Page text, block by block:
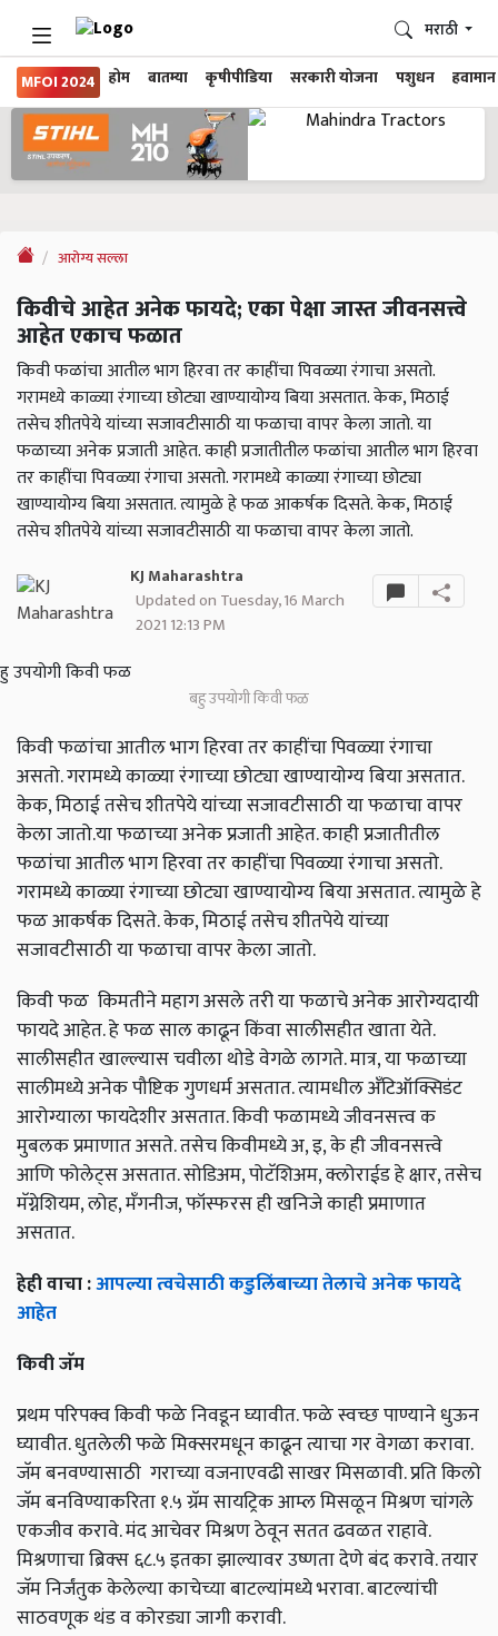
MFOI 2024 होम बातम्या कृषीपीडिया सरकारी योजना पशुधन हवामान
मराठी
आरोग्य सल्ला
किवीचे आहेत अनेक फायदे; एका पेक्षा जास्त जीवनसत्त्वे
आहेत एकाच फळात
किवी फळांचा आतील भाग हिरवा तर काहींचा पिवळ्या रंगाचा असतो.
गरामध्ये काळ्या रंगाच्या छोट्या खाण्यायोग्य बिया असतात. केक, मिठाई
तसेच शीतपेये यांच्या सजावटीसाठी या फळाचा वापर केला जातो. या
फळाच्या अनेक प्रजाती आहेत. काही प्रजातीतील फळांचा आतील भाग हिरवा
तर काहींचा पिवळ्या रंगाचा असतो. गरामध्ये काळ्या रंगाच्या छोट्या
खाण्यायोग्य बिया असतात. त्यामुळे हे फळ आकर्षक दिसते. केक, मिठाई
तसेच शीतपेये यांच्या सजावटीसाठी या फळाचा वापर केला जातो.
KJ Maharashtra
Updated on Tuesday, 16 March
2021 12:13 PM
बहु उपयोगी किवी फळ
किवी फळांचा आतील भाग हिरवा तर काहींचा पिवळ्या रंगाचा
असतो. गरामध्ये काळ्या रंगाच्या छोट्या खाण्यायोग्य बिया असतात.
केक, मिठाई तसेच शीतपेये यांच्या सजावटीसाठी या फळाचा वापर
केला जातो.या फळाच्या अनेक प्रजाती आहेत. काही प्रजातीतील
फळांचा आतील भाग हिरवा तर काहींचा पिवळ्या रंगाचा असतो.
गरामध्ये काळ्या रंगाच्या छोट्या खाण्यायोग्य बिया असतात. त्यामुळे हे
फळ आकर्षक दिसते. केक, मिठाई तसेच शीतपेये यांच्या
सजावटीसाठी या फळाचा वापर केला जातो.
किवी फळ किमतीने महाग असले तरी या फळाचे अनेक आरोग्यदायी
फायदे आहेत. हे फळ साल काढून किंवा सालीसहीत खाता येते.
सालीसहीत खाल्ल्यास चवीला थोडे वेगळे लागते. मात्र, या फळाच्या
सालीमध्ये अनेक पौष्टिक गुणधर्म असतात. त्यामधील अँटिऑक्सिडंट
आरोग्याला फायदेशीर असतात. किवी फळामध्ये जीवनसत्त्व क
मुबलक प्रमाणात असते. तसेच किवीमध्ये अ, इ, के ही जीवनसत्त्वे
आणि फोलेट्स असतात. सोडिअम, पोटॅशिअम, क्लोराईड हे क्षार, तसेच
मॅग्नेशियम, लोह, मॅंगनीज, फॉस्फरस ही खनिजे काही प्रमाणात
असतात.
हेही वाचा :आपल्या त्वचेसाठी कडुलिंबाच्या तेलाचे अनेक फायदे
आहेत
किवी जॅम
प्रथम परिपक्व किवी फळे निवडून घ्यावीत. फळे स्वच्छ पाण्याने धुऊन
घ्यावीत. धुतलेली फळे मिक्सरमधून काढून त्याचा गर वेगळा करावा.
जॅम बनवण्यासाठी गराच्या वजनाएवढी साखर मिसळावी. प्रति किलो
जॅम बनविण्याकरिता १.५ ग्रॅम सायट्रिक आम्ल मिसळून मिश्रण चांगले
एकजीव करावे. मंद आचेवर मिश्रण ठेवून सतत ढवळत राहावे.
मिश्रणाचा ब्रिक्‍स ६८.५ इतका झाल्यावर उष्णता देणे बंद करावे. तयार
जॅम निर्जंतुक केलेल्या काचेच्या बाटल्यांमध्ये भरावा. बाटल्यांची
साठवणूक थंड व कोरड्या जागी करावी.